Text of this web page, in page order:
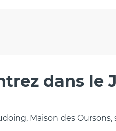
dans le
Maison des Oursons,